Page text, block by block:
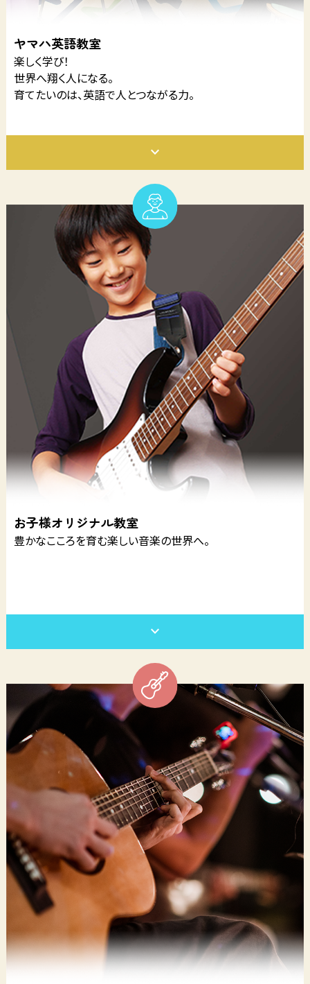
ヤマハ英語教室
楽しく学び！
世界へ翔く人になる。
育てたいのは、英語で人とつながる力。
お子様オリジナル教室
豊かなこころを育む楽しい音楽の世界へ。